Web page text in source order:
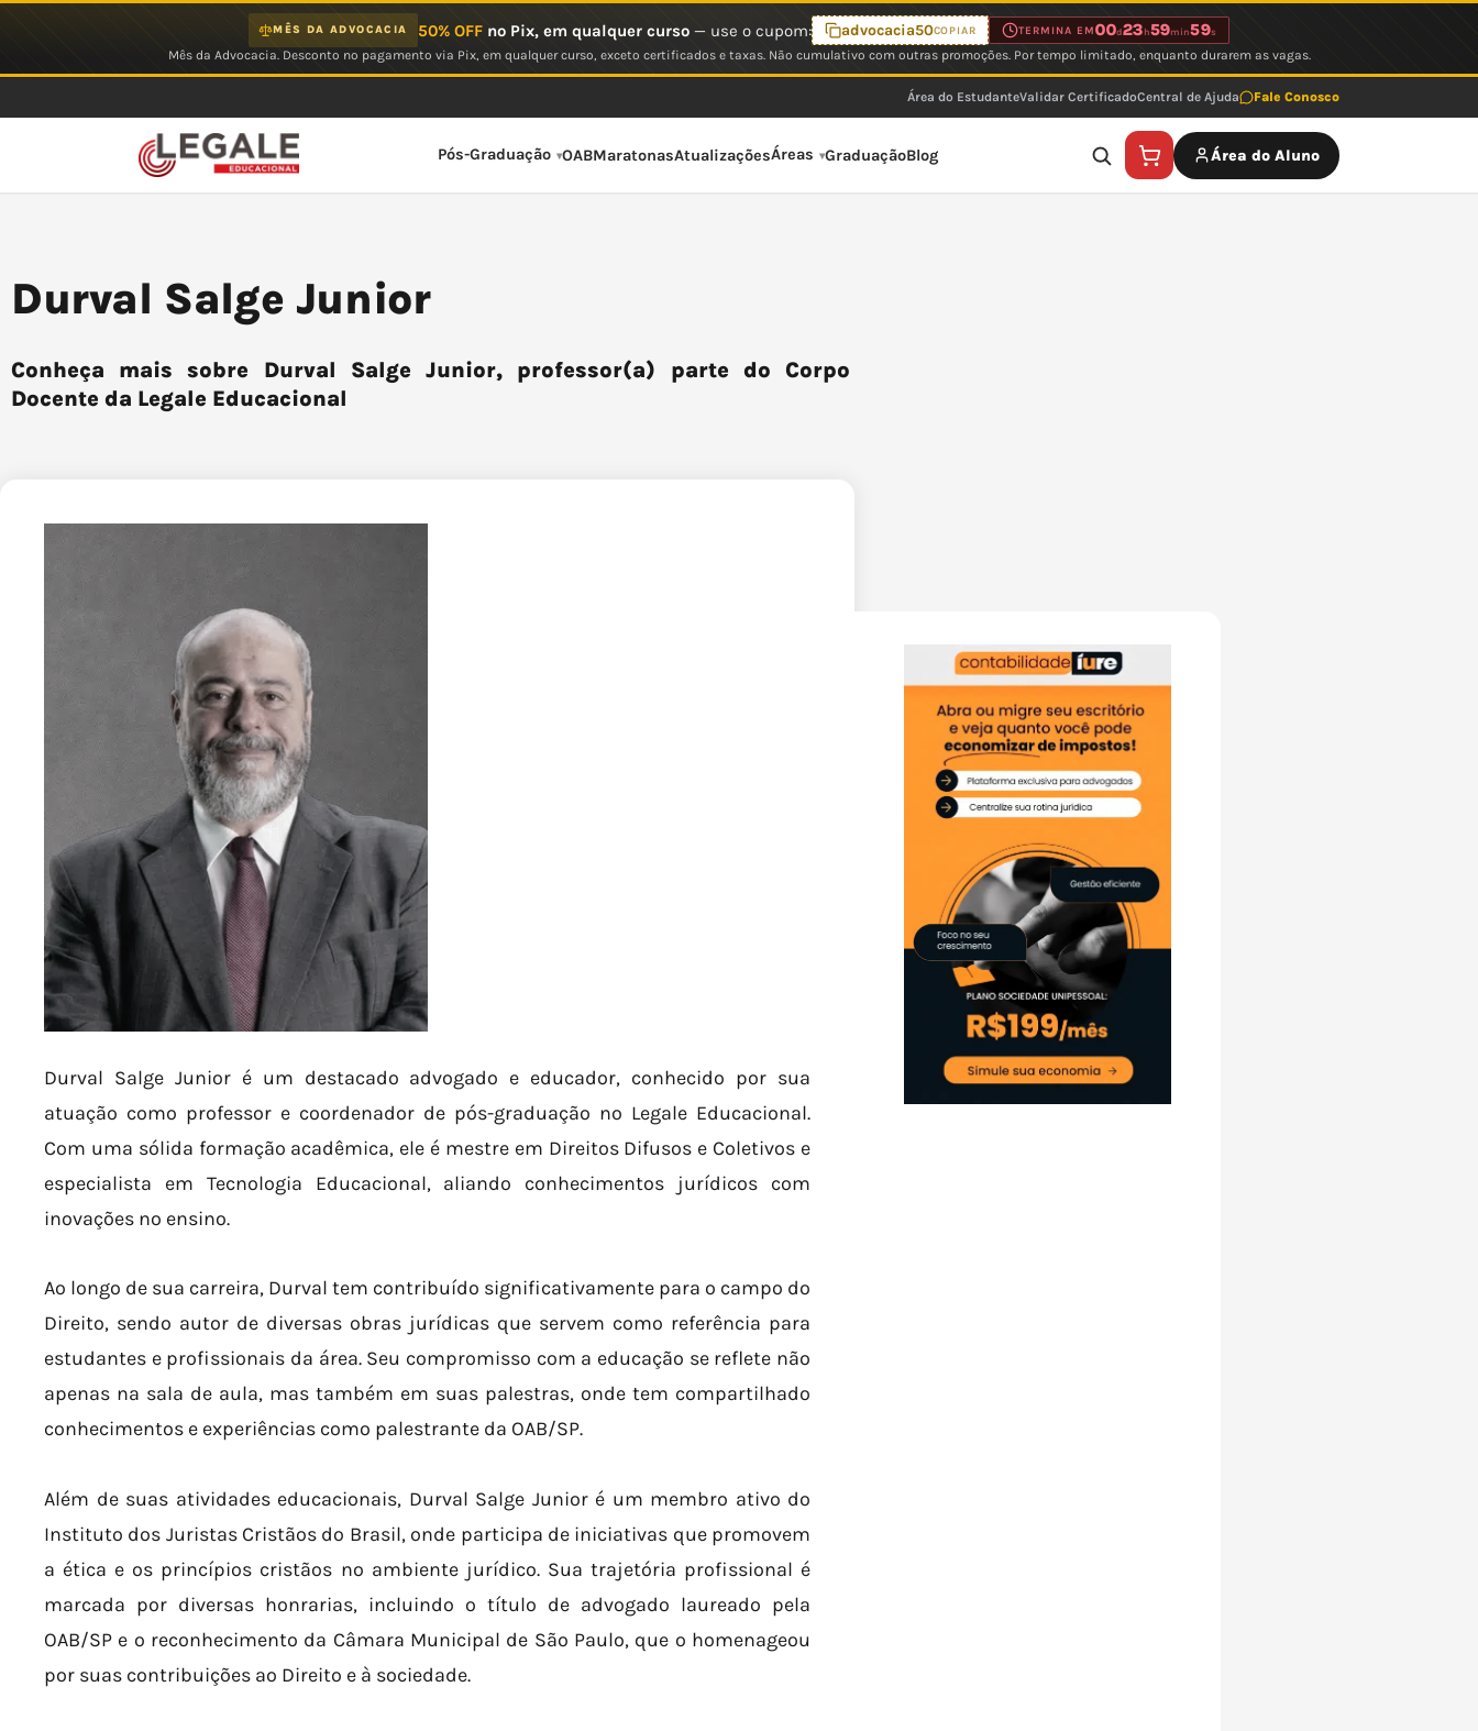
MÊS DA ADVOCACIA 50% OFFno Pix, em qualquer curso— use o cupom: advocacia50COPIAR TERMINA EM00d23 h59min59s
Mês da Advocacia. Desconto no pagamento via Pix, em qualquer curso, exceto certificados e taxas. Não cumulativo com outras promoções. Por tempo limitado, enquanto durarem as vagas.
Área do EstudanteValidar CertificadoCentral de Ajuda Fale Conosco
Pós-Graduação OABMaratonasAtualizaçõesÁreas GraduaçãoBlog Área do Aluno
Durval Salge Junior
Conheça mais sobre Durval Salge Junior, professor(a) parte do Corpo
Docente da Legale Educacional
Durval Salge Junior é um destacado advogado e educador, conhecido por sua
atuação como professor e coordenador de pós-graduação no Legale Educacional.
Com uma sólida formação acadêmica, ele é mestre em Direitos Difusos e Coletivos e
especialista em Tecnologia Educacional, aliando conhecimentos jurídicos com
inovações no ensino.
Ao longo de sua carreira, Durval tem contribuído significativamente para o campo do
Direito, sendo autor de diversas obras jurídicas que servem como referência para
estudantes e profissionais da área. Seu compromisso com a educação se reflete não
apenas na sala de aula, mas também em suas palestras, onde tem compartilhado
conhecimentos e experiências como palestrante da OAB/SP.
Além de suas atividades educacionais, Durval Salge Junior é um membro ativo do
Instituto dos Juristas Cristãos do Brasil, onde participa de iniciativas que promovem
a ética e os princípios cristãos no ambiente jurídico. Sua trajetória profissional é
marcada por diversas honrarias, incluindo o título de advogado laureado pela
OAB/SP e o reconhecimento da Câmara Municipal de São Paulo, que o homenageou
por suas contribuições ao Direito e à sociedade.